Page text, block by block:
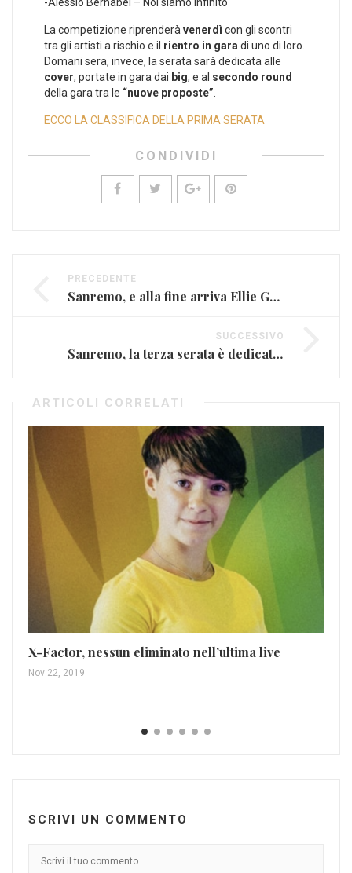
La competizione riprenderà venerdì con gli scontri
tra gli artisti a rischio e il rientro in gara di uno di loro.
Domani sera, invece, la serata sarà dedicata alle
cover, portate in gara dai big, e al secondo round
della gara tra le “nuove proposte”
ECCO LA CLASSIFICA DELLA PRIMA SERATA
CONDIVIDI
PRECEDENTE
Sanremo, e alla fine arriva Ellie Goulding
SUCCESSIVO
Sanremo, la terza serata è dedicata alle cover
ARTICOLI CORRELATI
X-Factor, nessun eliminato nell’ultima live
Nov 22, 2019
SCRIVI UN COMMENTO